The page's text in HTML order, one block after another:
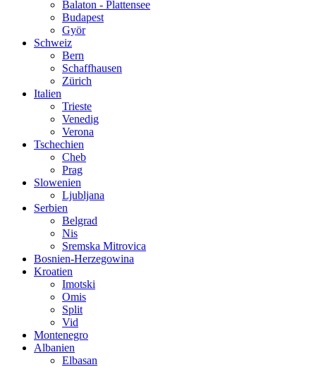
Balaton - Plattensee
Budapest
Györ
Schweiz
Bern
Schaffhausen
Zürich
Italien
Trieste
Venedig
Verona
Tschechien
Cheb
Prag
Slowenien
Ljubljana
Serbien
Belgrad
Nis
Sremska Mitrovica
Bosnien-Herzegowina
Kroatien
Imotski
Omis
Split
Vid
Montenegro
Albanien
Elbasan